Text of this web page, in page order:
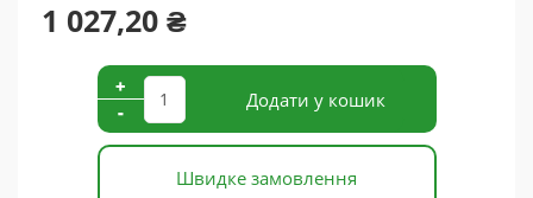
1 027,20 ₴
+
-
Додати у кошик
Швидке замовлення